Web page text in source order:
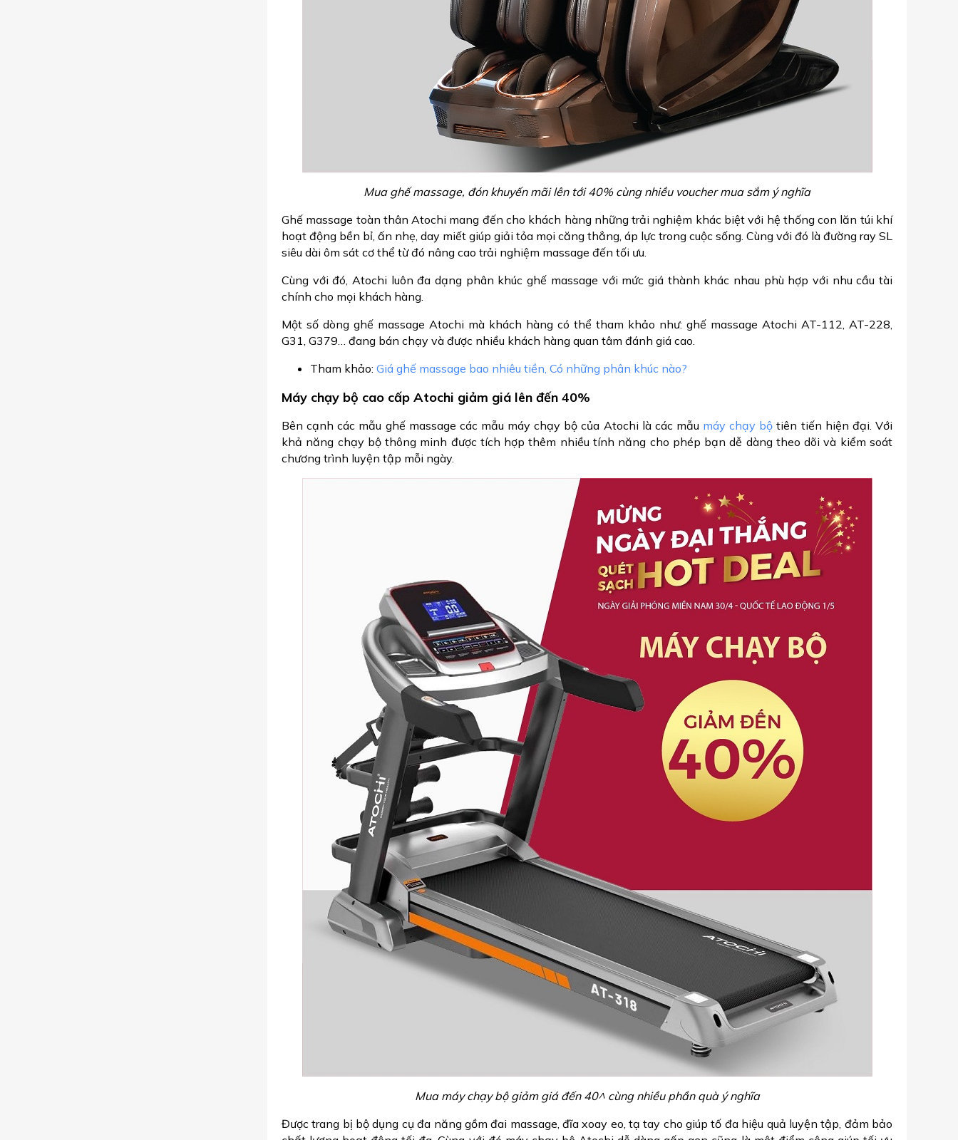
Mua ghế massage, đón khuyến mãi lên tới 40% cùng nhiều voucher mua sắm ý nghĩa
Ghế massage toàn thân Atochi mang đến cho khách hàng những trải nghiệm khác biệt với hệ thống con lăn túi khí
hoạt động bền bỉ, ấn nhẹ, day miết giúp giải tỏa mọi căng thẳng, áp lực trong cuộc sống. Cùng với đó là đường ray SL
siêu dài ôm sát cơ thể từ đó nâng cao trải nghiệm massage đến tối ưu.
Cùng với đó, Atochi luôn đa dạng phân khúc ghế massage với mức giá thành khác nhau phù hợp với nhu cầu tài
chính cho mọi khách hàng.
Một số dòng ghế massage Atochi mà khách hàng có thể tham khảo như: ghế massage Atochi AT-112, AT-228,
G31, G379… đang bán chạy và được nhiều khách hàng quan tâm đánh giá cao.
Tham khảo: Giá ghế massage bao nhiêu tiền, Có những phân khúc nào?
Máy chạy bộ cao cấp Atochi giảm giá lên đến 40%
Bên cạnh các mẫu ghế massage các mẫu máy chạy bộ của Atochi là các mẫu máy chạy bộ tiên tiến hiện đại. Với
khả năng chạy bộ thông minh được tích hợp thêm nhiều tính năng cho phép bạn dễ dàng theo dõi và kiểm soát
chương trình luyện tập mỗi ngày.
Mua máy chạy bộ giảm giá đến 40^ cùng nhiều phần quà ý nghĩa
Được trang bị bộ dụng cụ đa năng gồm đai massage, đĩa xoay eo, tạ tay cho giúp tố đa hiệu quả luyện tập, đảm bảo